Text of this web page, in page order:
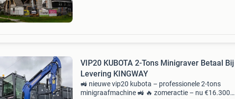
VIP20 KUBOTA 2-Tons Minigraver Betaal Bij
Levering KINGWAY
🚜 nieuwe vip20 kubota – professionele 2-tons
minigraafmachine 🚜 🔥 zomeractie – nu €16.300